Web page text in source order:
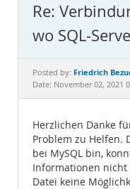
MySQL.com
Downloads
Documentation
Re:
wo SQL-
Posted by: Friedrich
Date: November 02, 2021
Herzlichen Danke
Problem zu Helfen.
bei MySQL bin,
Informationen nicht
Datei keine